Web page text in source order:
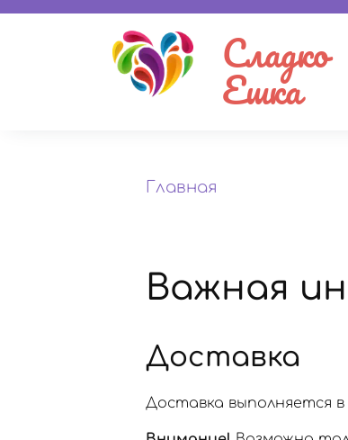
Сладко
Ешка
Главная
Важная
Доставка
Доставка выполняется в